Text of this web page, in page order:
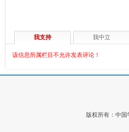
我支持 我中立
该信息所属栏目不允许发表评论！
版权所有：中